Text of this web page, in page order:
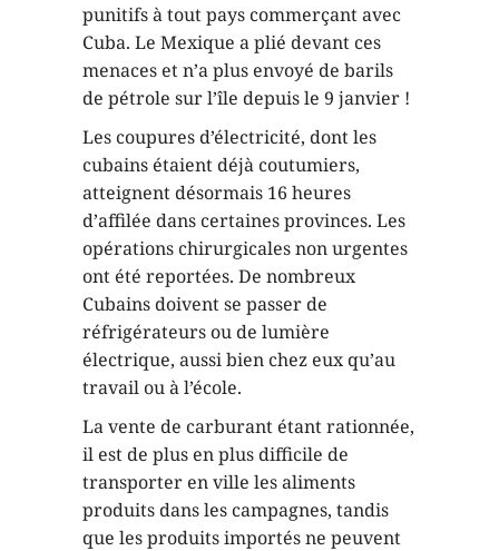
punitifs à tout pays commerçant avec
Cuba. Le Mexique a plié devant ces
menaces et n’a plus envoyé de barils
de pétrole sur l’île depuis le 9 janvier !
Les coupures d’électricité, dont les
cubains étaient déjà coutumiers,
atteignent désormais 16 heures
d’affilée dans certaines provinces. Les
opérations chirurgicales non urgentes
ont été reportées. De nombreux
Cubains doivent se passer de
réfrigérateurs ou de lumière
électrique, aussi bien chez eux qu’au
travail ou à l’école.
La vente de carburant étant rationnée,
il est de plus en plus difficile de
transporter en ville les aliments
produits dans les campagnes, tandis
que les produits importés ne peuvent